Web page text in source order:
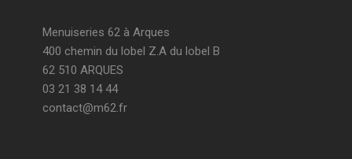
Menuiseries 62 à Arques
400 chemin du lobel Z.A du lobel B
62 510 ARQUES
03 21 38 14 44
contact@m62.fr